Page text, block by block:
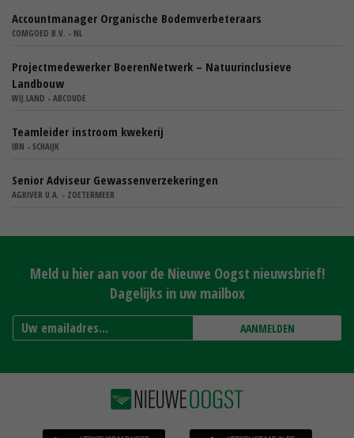
Accountmanager Organische Bodemverbeteraars
COMGOED B.V. - NL
Projectmedewerker BoerenNetwerk – Natuurinclusieve
Landbouw
WIJ.LAND - ABCOUDE
Teamleider instroom kwekerij
IBN - SCHAIJK
Senior Adviseur Gewassenverzekeringen
AGRIVER U.A. - ZOETERMEER
Meld u hier aan voor de Nieuwe Oogst nieuwsbrief!
Dagelijks in uw mailbox
AANMELDEN